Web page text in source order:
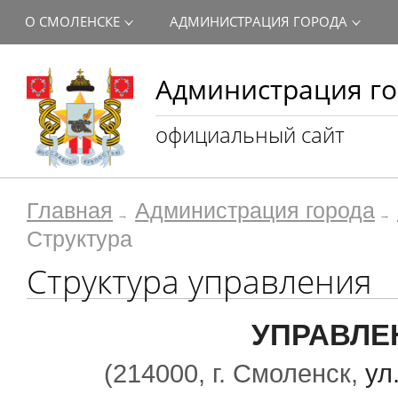
Администрация
официальный сайт
О СМОЛЕНСКЕ АДМИНИСТРАЦИЯ ГОРОДА
Главная Администрация города
Структура
Структура управления
(214000, г. Смоленск,